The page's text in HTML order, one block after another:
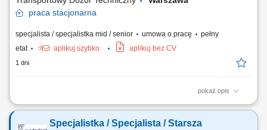
praca stacjonarna
specjalista / specjalistka mid / senior umowa o pracę
pełny
etat
aplikuj szybko aplikuj bez CV
1 dni
pokaż opis
Obowiązki: Prowadzenie czynności wyjaśniających, Sporządzanie
Obsługa unijnych systemów Safety Gate (RAPEX) i ICSMS na potrzeby
Specjalistka / Specjalista / Starsza